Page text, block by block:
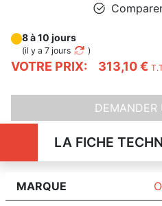
VOTRE PRIX: 313,10 €
8 à 10 jours
(il y a 7 jours )
DEMANDER
LA FICHE
MARQUE